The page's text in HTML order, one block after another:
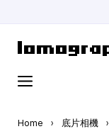
Home › 底片相機 ›